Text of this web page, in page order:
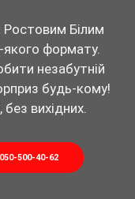
Ростовим Білим
формату.
незабутній
будь-кому!
вихідних.
500-40-62